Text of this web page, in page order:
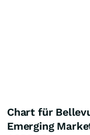
Chart für
Emerging